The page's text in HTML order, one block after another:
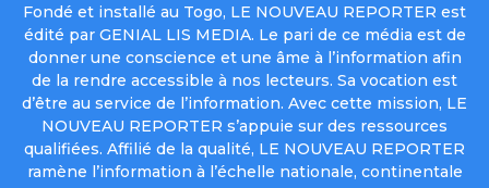
Fondé et installé au Togo, LE NOUVEAU REPORTER est
édité par GENIAL LIS MEDIA. Le pari de ce média est de
donner une conscience et une âme à l’information afin
de la rendre accessible à nos lecteurs. Sa vocation est
d’être au service de l’information. Avec cette mission, LE
NOUVEAU REPORTER s’appuie sur des ressources
qualifiées. Affilié de la qualité, LE NOUVEAU REPORTER
ramène l’information à l’échelle nationale, continentale